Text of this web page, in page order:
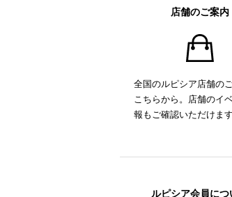
お茶の時間がも
なるティーアイ
店舗のご案内
全国のルピシア店舗の
こちらから。店舗のイ
報もご確認いただけます
ルピシア会員につ